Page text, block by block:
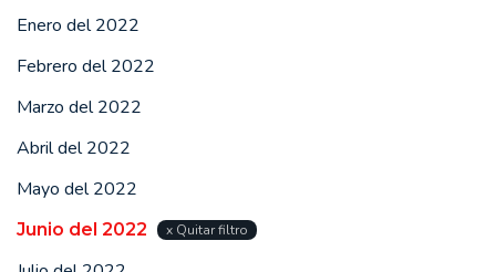
Enero del 2022
Febrero del 2022
Marzo del 2022
Abril del 2022
Mayo del 2022
Junio del 2022 x Quitar filtro